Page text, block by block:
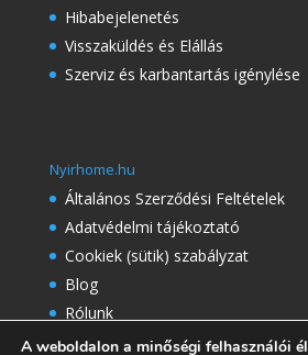
Hibabejelenetés
Visszaküldés és Elállás
Szerviz és karbantartás igénylése
Nyirhome.hu
Általános Szerződési Feltételek
Adatvédelmi tájékoztató
Cookiek (sütik) szabályzat
Blog
Rólunk
Referenciák
A weboldalon a minőségi felhasználói